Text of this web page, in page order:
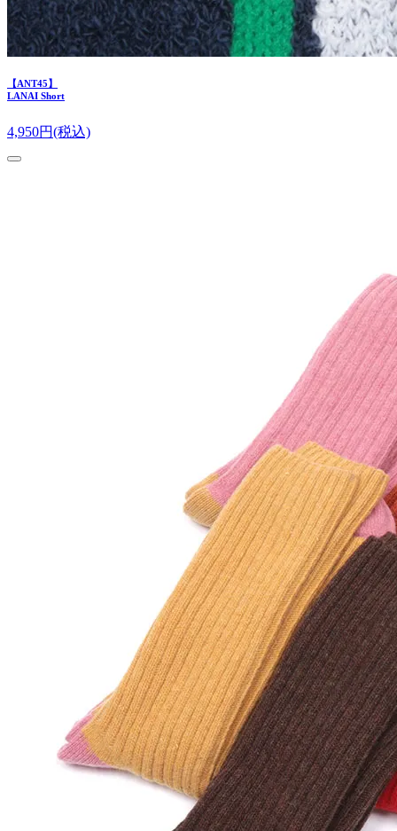
【ANT45】
LANAI Short
4,950円(税込)